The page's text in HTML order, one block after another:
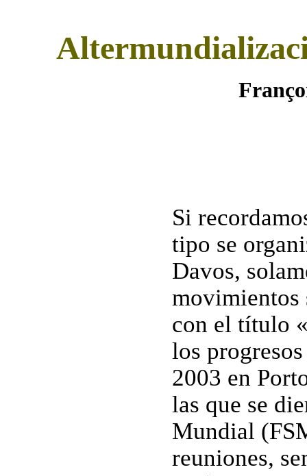
Si
tipo se
Davos,
movimientos
con el título
los
2003 en
las que se
Mundial
reuniones,